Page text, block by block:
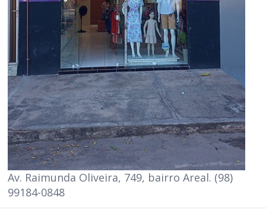
Av. Raimunda Oliveira, 749, bairro Areal. (98)
99184-0848